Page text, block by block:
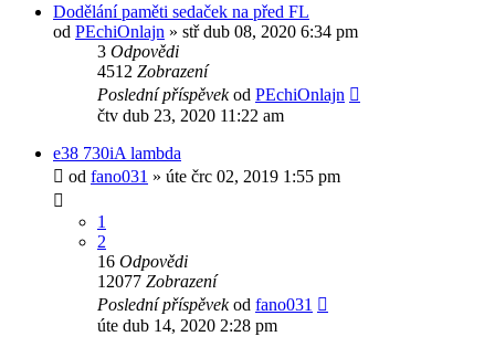
Dodělání paměti sedaček na před FL
od PEchiOnlajn » stř dub 08, 2020 6:34 pm
3 Odpovědi
4512 Zobrazení
Poslední příspěvekod PEchiOnlajn
čtv dub 23, 2020 11:22 am
e38 730iA lambda
od fano031 » úte črc 02, 2019 1:55 pm
1
2
16 Odpovědi
12077 Zobrazení
Poslední příspěvekod fano031
úte dub 14, 2020 2:28 pm